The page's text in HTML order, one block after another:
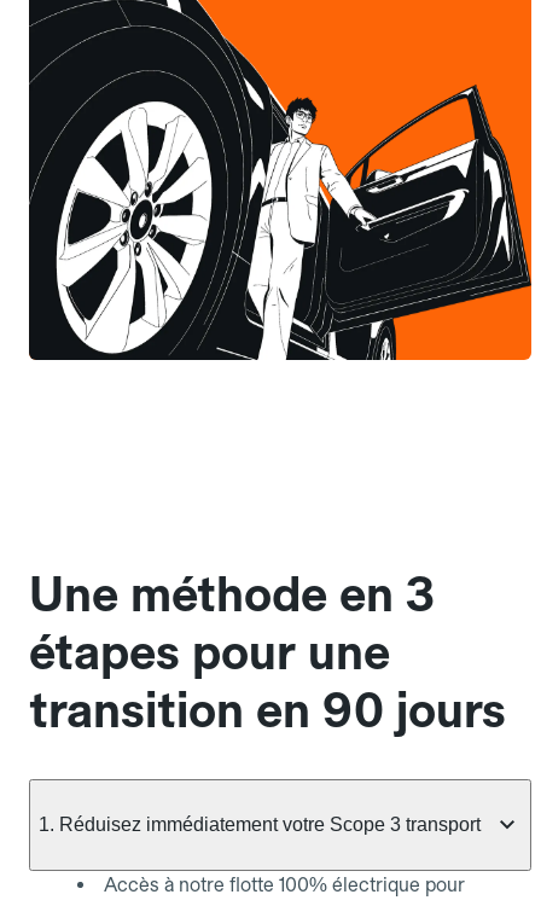
Une méthode en 3
étapes pour une
transition en 90 jours
1. Réduisez immédiatement votre Scope 3 transport
Accès à notre flotte 100% électrique pour